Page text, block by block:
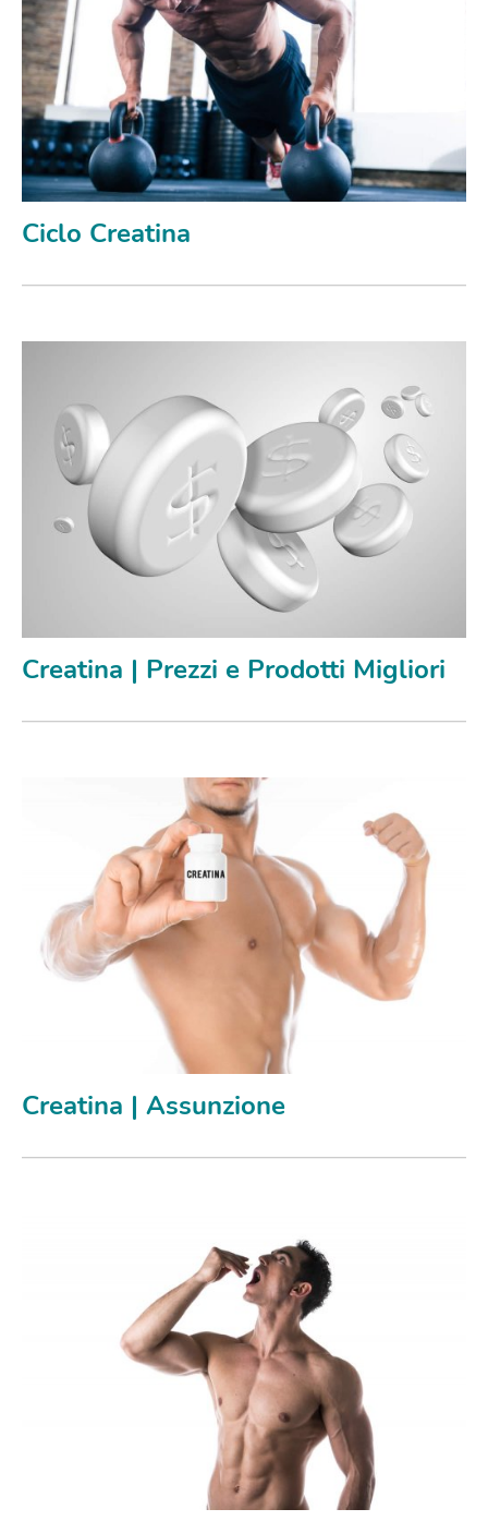
Ciclo Creatina
Creatina | Prezzi e Prodotti Migliori
Creatina | Assunzione